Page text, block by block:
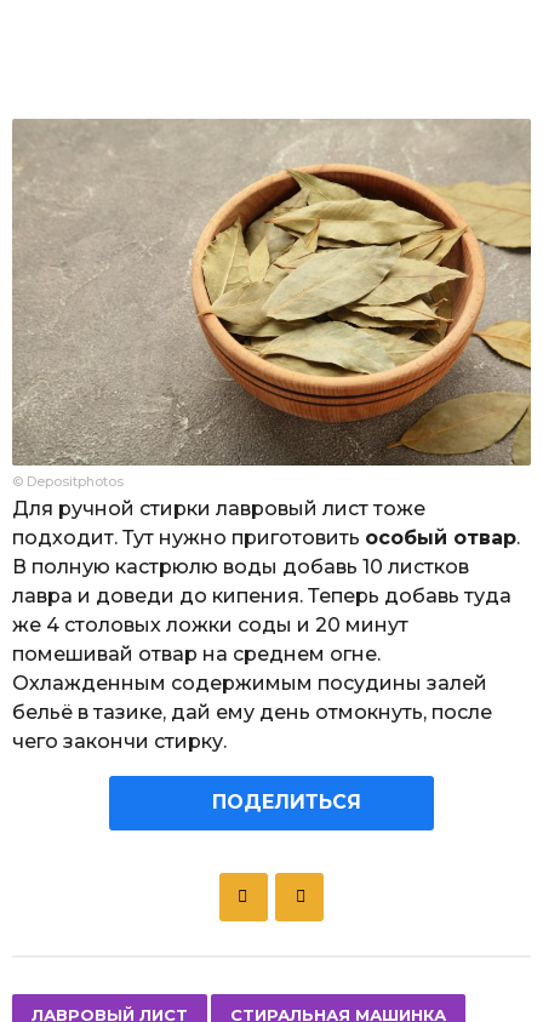
© Depositphotos
Для ручной стирки лавровый лист тоже
подходит. Тут нужно приготовить особый отвар.
В полную кастрюлю воды добавь 10 листков
лавра и доведи до кипения. Теперь добавь туда
же 4 столовых ложки соды и 20 минут
помешивай отвар на среднем огне.
Охлажденным содержимым посудины залей
бельё в тазике, дай ему день отмокнуть, после
чего закончи стирку.
ПОДЕЛИТЬСЯ
PЛАВРОВЫЙ ЛИСТ СТИРАЛЬНАЯ МАШИНКА